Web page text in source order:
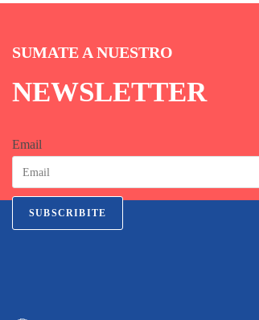
SUMATE A NUESTRO
NEWSLETTER
Email
SUBSCRIBITE